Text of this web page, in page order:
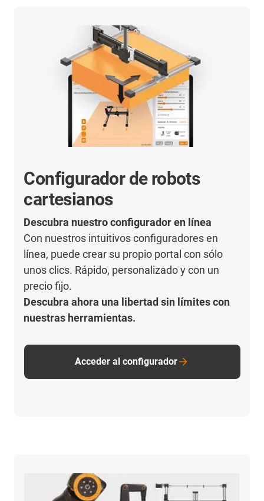
Configurador de robots
cartesianos
Descubra nuestro configurador en línea
Con nuestros intuitivos configuradores en
línea, puede crear su propio portal con sólo
unos clics. Rápido, personalizado y con un
precio fijo.
Descubra ahora una libertad sin límites con
nuestras herramientas.
Acceder al configurador